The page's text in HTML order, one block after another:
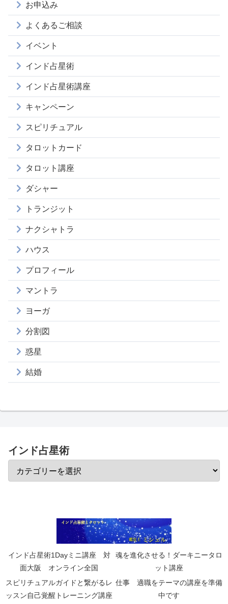
お申込み
よくあるご相談
イベント
インド占星術
インド占星術講座
キャンペーン
スピリチュアル
タロットカード
タロット講座
ダシャー
トランジット
ナクシャトラ
ハウス
プロフィール
マントラ
ヨーガ
分割図
惑星
結婚
インド占星術
インド占星術1Dayミニ講座 対
面大阪 オンライン全国
魂を進化させる！ダーキニータロ
ット講座
スピリチュアルガイドと繋がるレ
ッスン自己覚醒トレーニング講座
仕事 適職をテーマの講座を準備
中です